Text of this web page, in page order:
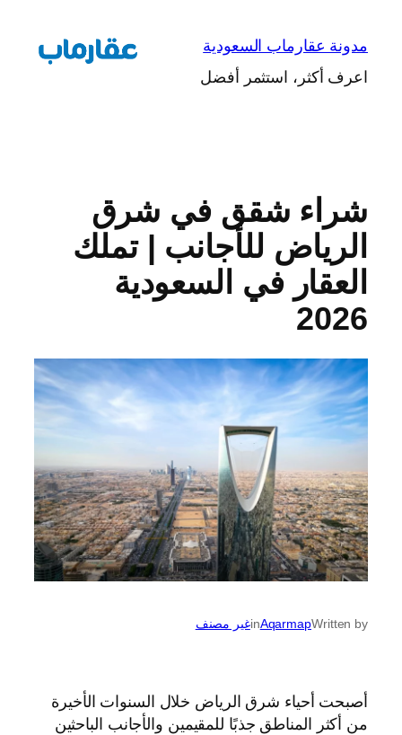
مدونة عقارماب السعودية
اعرف أكثر، استثمر أفضل
شراء شقق في شرق
الرياض للأجانب | تملك
العقار في السعودية
2026
Written by
Aqarmap
inغير مصنف
أصبحت أحياء شرق الرياض خلال السنوات الأخيرة
من أكثر المناطق جذبًا للمقيمين والأجانب الباحثين